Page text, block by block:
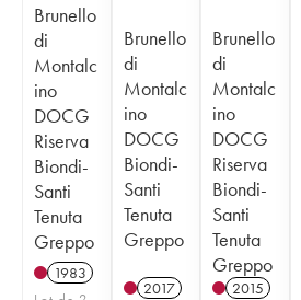
Brunello
di
Montalc
ino
DOCG
Riserva
Biondi-
Santi
Tenuta
Greppo
1983
Brunello
di
Montalc
ino
DOCG
Biondi-
Santi
Tenuta
Greppo
2017
Brunello
di
Montalc
ino
DOCG
Riserva
Biondi-
Santi
Tenuta
Greppo
2015